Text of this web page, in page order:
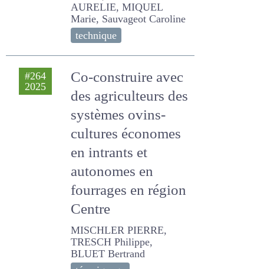
Castellan Elisabeth, DE
BOISSIEU C., KENTZEL
Marion, MADRID AURELIE,
MIQUEL Marie, Sauvageot
Caroline
technique
Co-construire avec
des agriculteurs
des systèmes
ovins-cultures
économes en
intrants et
autonomes en
fourrages en
région Centre